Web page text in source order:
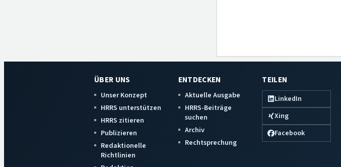
ÜBER UNS
Unser Konzept
HRRS unterstützen
HRRS zitieren
Publizieren
Redaktionelle
Richtlinien
ENTDECKEN
Aktuelle Ausgabe
HRRS-Beiträge
suchen
Archiv
Rechtsprechung
TEILEN
LinkedIn
Xing
Facebook